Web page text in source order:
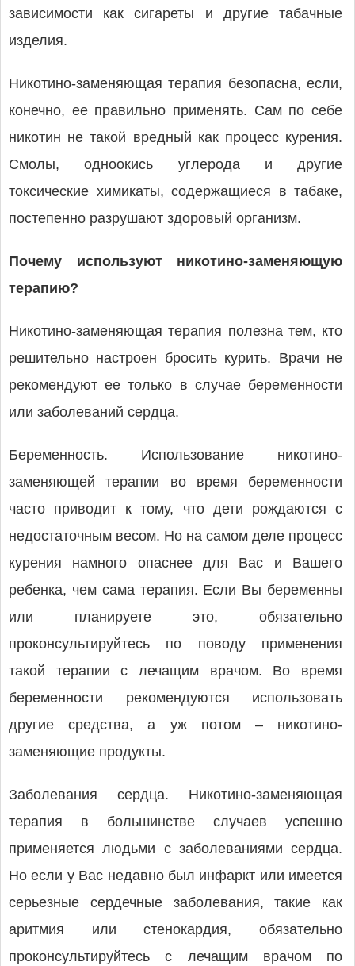
зависимости как сигареты и другие табачные
изделия.
Никотино-заменяющая терапия безопасна, если,
конечно, ее правильно применять. Сам по себе
никотин не такой вредный как процесс курения.
Смолы, одноокись углерода и другие
токсические химикаты, содержащиеся в табаке,
постепенно разрушают здоровый организм.
Почему используют никотино-заменяющую
терапию?
Никотино-заменяющая терапия полезна тем, кто
решительно настроен бросить курить. Врачи не
рекомендуют ее только в случае беременности
или заболеваний сердца.
Беременность. Использование никотино-
заменяющей терапии во время беременности
часто приводит к тому, что дети рождаются с
недостаточным весом. Но на самом деле процесс
курения намного опаснее для Вас и Вашего
ребенка, чем сама терапия. Если Вы беременны
или планируете это, обязательно
проконсультируйтесь по поводу применения
такой терапии с лечащим врачом. Во время
беременности рекомендуются использовать
другие средства, а уж потом – никотино-
заменяющие продукты.
Заболевания сердца. Никотино-заменяющая
терапия в большинстве случаев успешно
применяется людьми с заболеваниями сердца.
Но если у Вас недавно был инфаркт или имеется
серьезные сердечные заболевания, такие как
аритмия или стенокардия, обязательно
проконсультируйтесь с лечащим врачом по